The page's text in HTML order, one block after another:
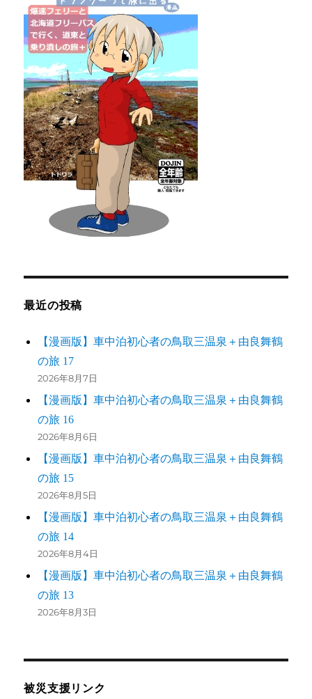
最近の投稿
【漫画版】車中泊初心者の鳥取三温泉＋由良舞鶴
の旅 17
2026年8月7日
【漫画版】車中泊初心者の鳥取三温泉＋由良舞鶴
の旅 16
2026年8月6日
【漫画版】車中泊初心者の鳥取三温泉＋由良舞鶴
の旅 15
2026年8月5日
【漫画版】車中泊初心者の鳥取三温泉＋由良舞鶴
の旅 14
2026年8月4日
【漫画版】車中泊初心者の鳥取三温泉＋由良舞鶴
の旅 13
2026年8月3日
被災支援リンク